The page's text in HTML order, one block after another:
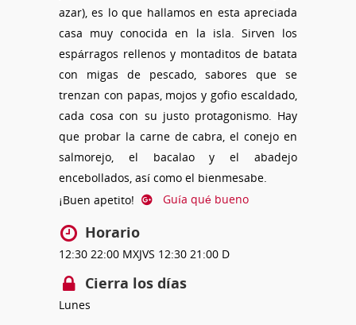
azar), es lo que hallamos en esta apreciada
casa muy conocida en la isla. Sirven los
espárragos rellenos y montaditos de batata
con migas de pescado, sabores que se
trenzan con papas, mojos y gofio escaldado,
cada cosa con su justo protagonismo. Hay
que probar la carne de cabra, el conejo en
salmorejo, el bacalao y el abadejo
encebollados, así como el bienmesabe.
¡Buen apetito!
Guía qué bueno
Horario
12:30 22:00 MXJVS 12:30 21:00 D
Cierra los días
Lunes